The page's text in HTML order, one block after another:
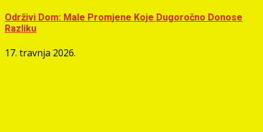
Održivi Dom: Male Promjene Koje Dugoročno Donose
Razliku
17. travnja 2026.